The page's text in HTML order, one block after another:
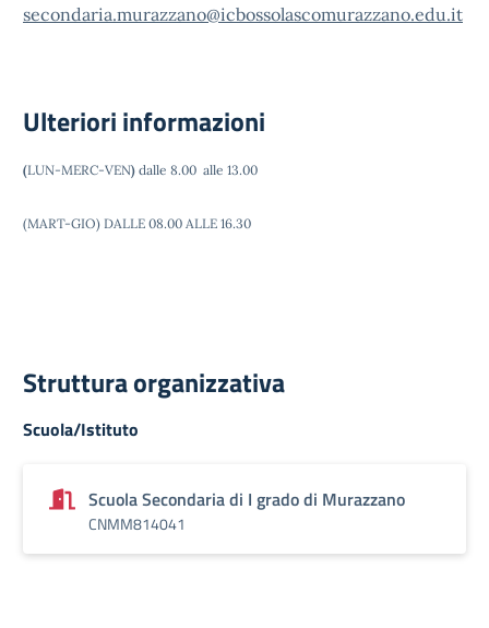
secondaria.murazzano@icbossolascomurazzano.edu.it
Ulteriori informazioni
(LUN-MERC-VEN) dalle 8.00 alle 13.00
(MART-GIO) DALLE 08.00 ALLE 16.30
Struttura organizzativa
Scuola/Istituto
Scuola Secondaria di I grado di Murazzano
CNMM814041